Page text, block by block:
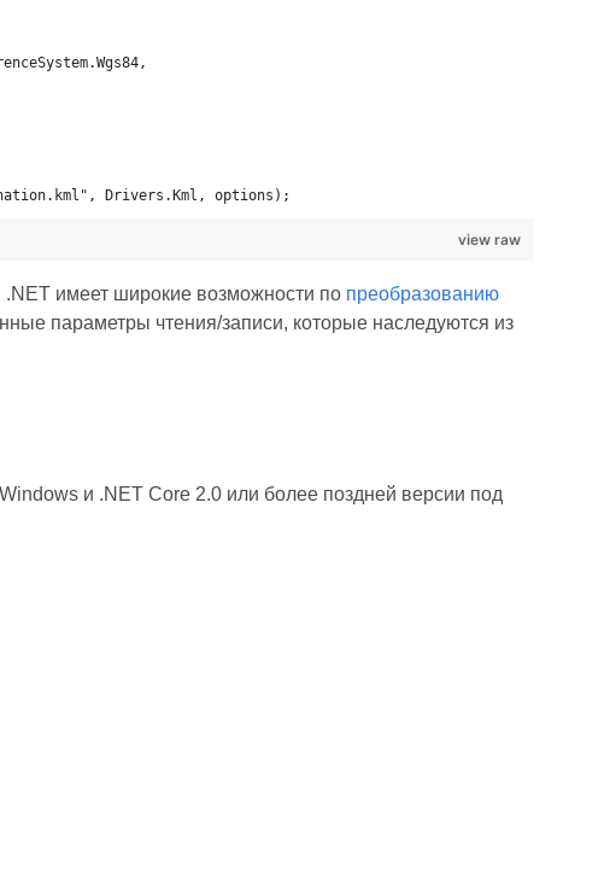
Drivers.Kml, options);
view raw
имеет широкие возможности по преобразованию
параметры чтения/записи, которые наследуются из
и .NET Core 2.0 или более поздней версии под